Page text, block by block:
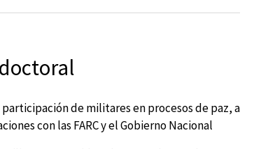
de militares en procesos de paz, a
con las FARC y el Gobierno Nacional